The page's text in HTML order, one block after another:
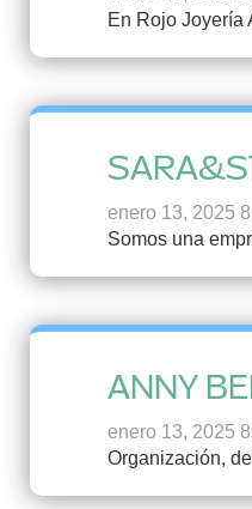
En Rojo Joyería
enero 13, 2025
Somos una
ANNY
enero 13, 2025
Organización,